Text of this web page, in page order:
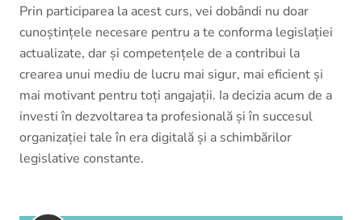
Prin participarea la acest curs, vei dobândi nu doar
cunoștințele necesare pentru a te conforma legislației
actualizate, dar și competențele de a contribui la
crearea unui mediu de lucru mai sigur, mai eficient și
mai motivant pentru toți angajații. Ia decizia acum de a
investi în dezvoltarea ta profesională și în succesul
organizației tale în era digitală și a schimbărilor
legislative constante.